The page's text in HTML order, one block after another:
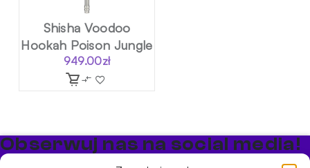
Shisha Voodoo
Hookah Poison Jungle
949.00zł
Obserwuj nas na social media!
Bądź na bieżąco z promocjami i nowościami w sklepie